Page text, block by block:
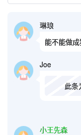
琳琅
能不能做
Joe
此条
小王先森